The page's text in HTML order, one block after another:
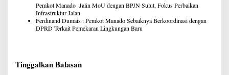
Pemkot Manado Jalin MoU dengan BPJN Sulut, Fokus Perbaikan
Infrastruktur Jalan
Ferdinand Dumais : Pemkot Manado Sebaiknya Berkoordinasi dengan
DPRD Terkait Pemekaran Lingkungan Baru
Tinggalkan Balasan